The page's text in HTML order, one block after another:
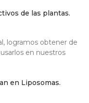
de las plantas.
logramos obtener de
en nuestros
en Liposomas.